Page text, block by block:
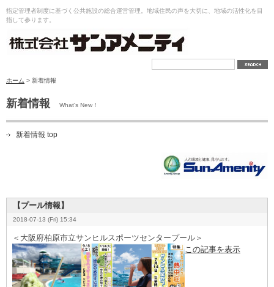
指定管理者制度に基づく公共施設の総合運営管理。地域住民の声を大切に、地域の活性化を目
指して参ります。
ホーム > 新着情報
新着情報 What's New！
新着情報 top
【プール情報】
2018-07-13 (Fri) 15:34
＜大阪府柏原市立サンヒルスポーツセンタープール＞
この記事を表示